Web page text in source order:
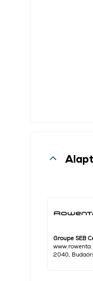
Groupe SEB
2040,